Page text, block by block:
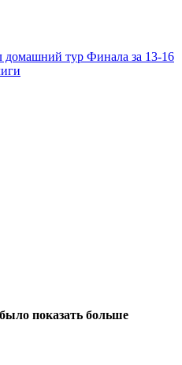
домашний тур Финала за 13-16
показать больше